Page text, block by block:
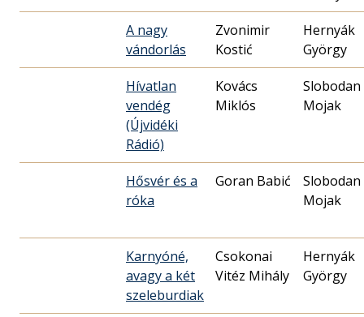
A nagy
vándorlás
Zvonimir
Kostić
Hernyák
György
Hívatlan
vendég
(Újvidéki
Rádió)
Kovács
Miklós
Slobodan
Mojak
Hősvér és a
róka
Goran Babić
Slobodan
Mojak
Karnyóné,
avagy a két
szeleburdiak
Csokonai
Vitéz Mihály
Hernyák
György